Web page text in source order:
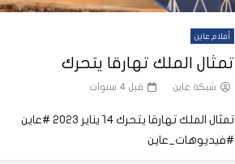
أفلام عاين
تمثال الملك تهارقا يتحرك
شبكة عاين قبل 4 سنوات
تمثال الملك تهارقا يتحرك ١٤ يناير ٢٠٢٣ #عاين
#فيديوهات_عاين